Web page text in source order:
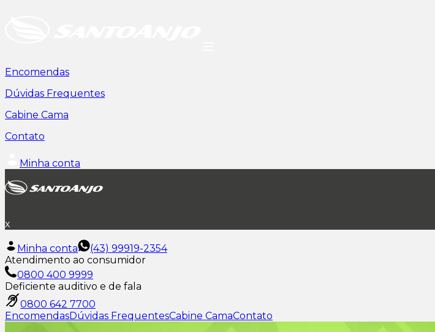
Encomendas
Dúvidas Frequentes
Cabine Cama
Contato
Minha conta
x
Minha conta
(43) 99919-2354
Atendimento ao consumidor
0800 400 9999
Deficiente auditivo e de fala
0800 642 7700
EncomendasDúvidas FrequentesCabine CamaContato